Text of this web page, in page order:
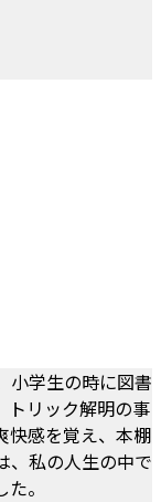
小学生の時に図書
トリック解明の事
快感を覚え、本棚
、私の人生の中で
。